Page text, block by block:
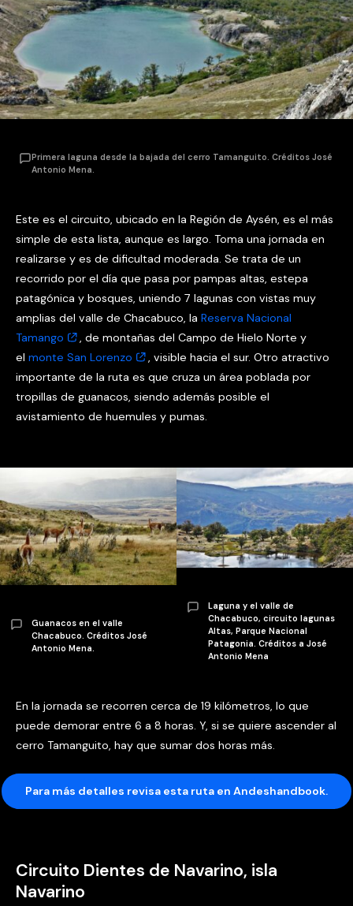
Primera laguna desde la bajada del cerro Tamanguito. Créditos José
Antonio Mena.
Este es el circuito, ubicado en la Región de Aysén, es el más
simple de esta lista, aunque es largo. Toma una jornada en
realizarse y es de dificultad moderada. Se trata de un
recorrido por el día que pasa por pampas altas, estepa
patagónica y bosques, uniendo 7 lagunas con vistas muy
amplias del valle de Chacabuco, la Reserva Nacional
Tamango
, de montañas del Campo de Hielo Norte y
el monte San Lorenzo
, visible hacia el sur. Otro atractivo
importante de la ruta es que cruza un área poblada por
tropillas de guanacos, siendo además posible el
avistamiento de huemules y pumas.
Guanacos en el valle
Chacabuco. Créditos José
Antonio Mena.
Laguna y el valle de
Chacabuco, circuito lagunas
Altas, Parque Nacional
Patagonia. Créditos a José
Antonio Mena
En la jornada se recorren cerca de 19 kilómetros, lo que
puede demorar entre 6 a 8 horas. Y, si se quiere ascender al
cerro Tamanguito, hay que sumar dos horas más.
Para más detalles revisa esta ruta en Andeshandbook.
Circuito Dientes de Navarino, isla
Navarino